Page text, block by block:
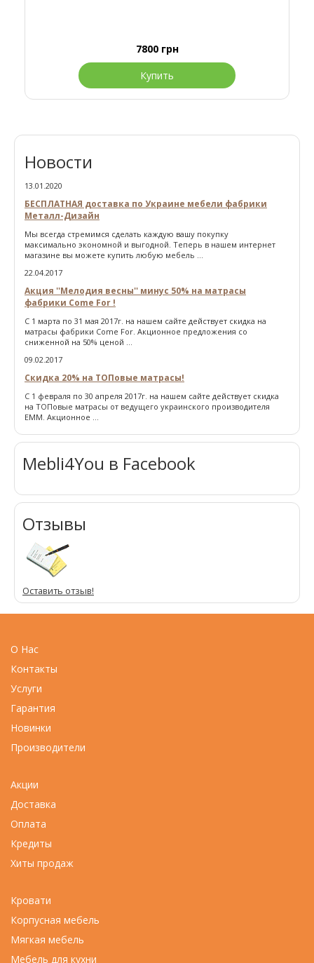
7800 грн
Купить
Новости
13.01.2020
БЕСПЛАТНАЯ доставка по Украине мебели фабрики
Металл-Дизайн
Мы всегда стремимся сделать каждую вашу покупку
максимально экономной и выгодной. Теперь в нашем интернет
магазине вы можете купить любую мебель ...
22.04.2017
Акция ''Мелодия весны'' минус 50% на матрасы
фабрики Come For !
С 1 марта по 31 мая 2017г. на нашем сайте действует скидка на
матрасы фабрики Come For. Акционное предложения со
сниженной на 50% ценой ...
09.02.2017
Скидка 20% на ТОПовые матрасы!
С 1 февраля по 30 апреля 2017г. на нашем сайте действует скидка
на ТОПовые матрасы от ведущего украинского производителя
ЕММ. Акционное ...
Mebli4You в Facebook
Отзывы
Оставить отзыв!
О Нас
Контакты
Услуги
Гарантия
Новинки
Производители
Акции
Доставка
Оплата
Кредиты
Хиты продаж
Кровати
Корпусная мебель
Мягкая мебель
Мебель для кухни